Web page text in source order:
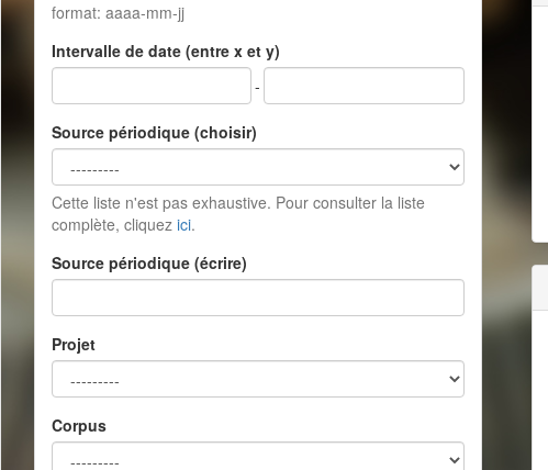
format: aaaa-mm-jj
Intervalle de date (entre x et y)
-
Source périodique (choisir)
Cette liste n'est pas exhaustive. Pour consulter la liste
complète, cliquez ici.
Source périodique (écrire)
Projet
Corpus